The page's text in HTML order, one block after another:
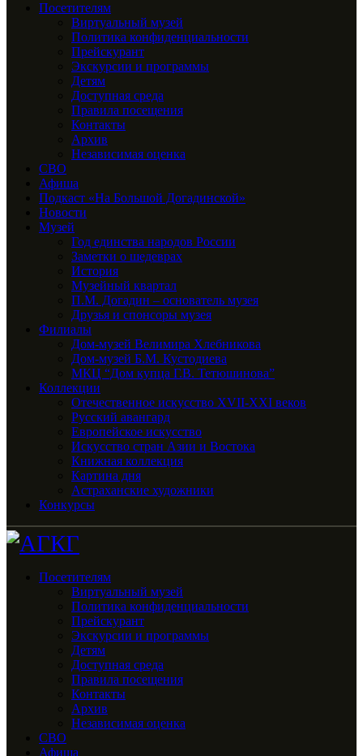
Посетителям
Виртуальный музей
Политика конфиденциальности
Прейскурант
Экскурсии и программы
Детям
Доступная среда
Правила посещения
Контакты
Архив
Независимая оценка
СВО
Афиша
Подкаст «На Большой Догадинской»
Новости
Музей
Год единства народов России
Заметки о шедеврах
История
Музейный квартал
П.М. Догадин – основатель музея
Друзья и спонсоры музея
Филиалы
Дом-музей Велимира Хлебникова
Дом-музей Б.М. Кустодиева
МКЦ “Дом купца Г.В. Тетюшинова”
Коллекции
Отечественное искусство XVII-XXI веков
Русский авангард
Европейское искусство
Искусство стран Азии и Востока
Книжная коллекция
Картина дня
Астраханские художники
Конкурсы
Посетителям
Виртуальный музей
Политика конфиденциальности
Прейскурант
Экскурсии и программы
Детям
Доступная среда
Правила посещения
Контакты
Архив
Независимая оценка
СВО
Афиша